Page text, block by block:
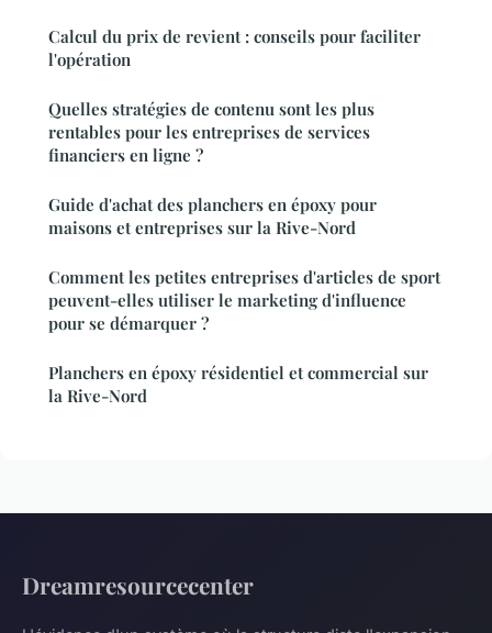
Calcul du prix de revient : conseils pour faciliter
l'opération
Quelles stratégies de contenu sont les plus
rentables pour les entreprises de services
financiers en ligne ?
Guide d'achat des planchers en époxy pour
maisons et entreprises sur la Rive-Nord
Comment les petites entreprises d'articles de sport
peuvent-elles utiliser le marketing d'influence
pour se démarquer ?
Planchers en époxy résidentiel et commercial sur
la Rive-Nord
Dreamresourcecenter